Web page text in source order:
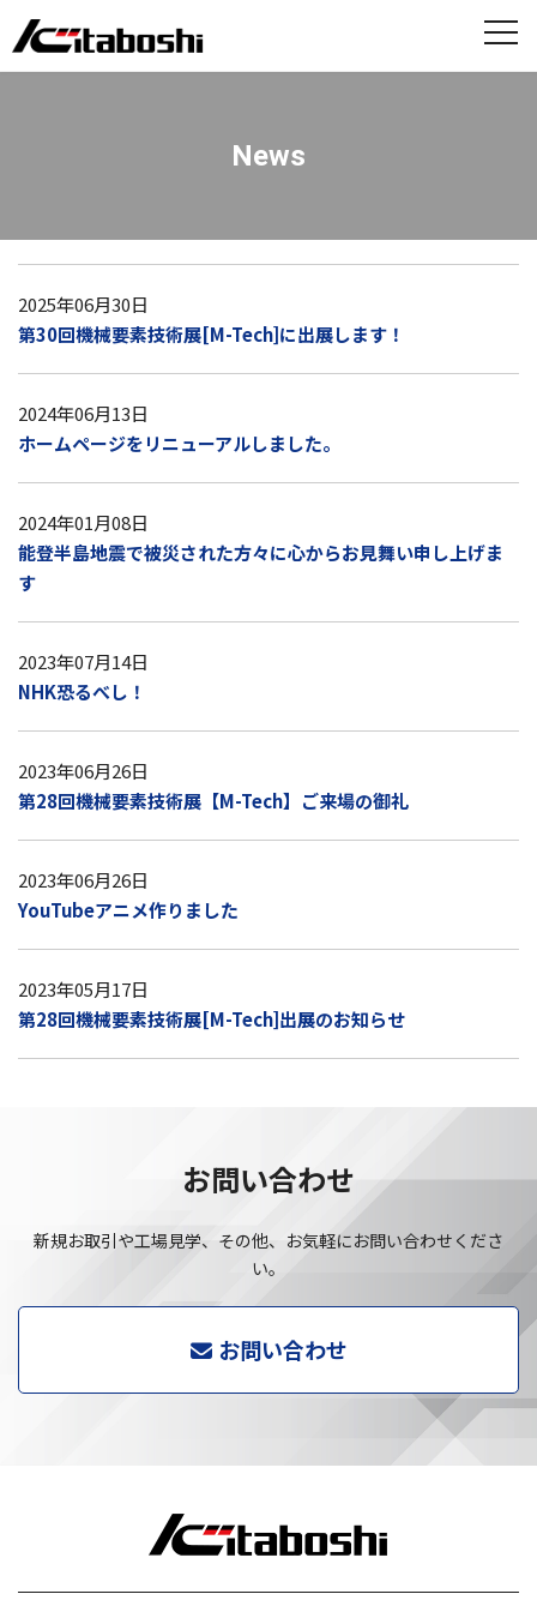
News
2025年06月30日
第30回機械要素技術展[M-Tech]に出展します！
2024年06月13日
ホームページをリニューアルしました。
2024年01月08日
能登半島地震で被災された方々に心からお見舞い申し上げま
す
2023年07月14日
NHK恐るべし！
2023年06月26日
第28回機械要素技術展【M-Tech】ご来場の御礼
2023年06月26日
YouTubeアニメ作りました
2023年05月17日
第28回機械要素技術展[M-Tech]出展のお知らせ
お問い合わせ
新規お取引や工場見学、その他、お気軽にお問い合わせくださ
い。
お問い合わせ